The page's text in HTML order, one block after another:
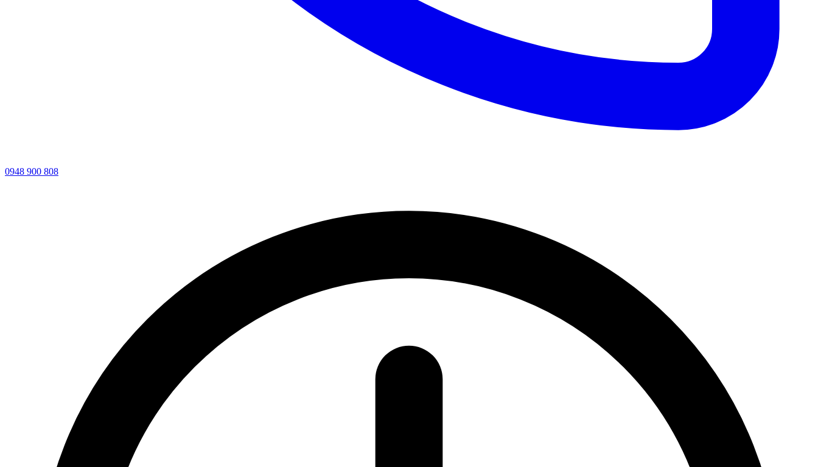
0948 900 808